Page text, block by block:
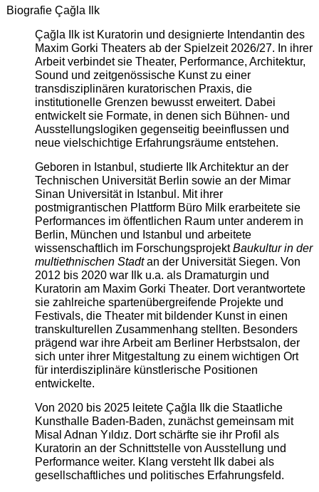
Biografie Çağla Ilk
Çağla Ilk ist Kuratorin und designierte Intendantin des
Maxim Gorki Theaters ab der Spielzeit 2026/27. In ihrer
Arbeit verbindet sie Theater, Performance, Architektur,
Sound und zeitgenössische Kunst zu einer
transdisziplinären kuratorischen Praxis, die
institutionelle Grenzen bewusst erweitert. Dabei
entwickelt sie Formate, in denen sich Bühnen- und
Ausstellungslogiken gegenseitig beeinflussen und
neue vielschichtige Erfahrungsräume entstehen.
Geboren in Istanbul, studierte Ilk Architektur an der
Technischen Universität Berlin sowie an der Mimar
Sinan Universität in Istanbul. Mit ihrer
postmigrantischen Plattform Büro Milk erarbeitete sie
Performances im öffentlichen Raum unter anderem in
Berlin, München und Istanbul und arbeitete
wissenschaftlich im ForschungsprojektBaukultur in der
multiethnischen Stadtan der Universität Siegen. Von
2012 bis 2020 war Ilk u.a. als Dramaturgin und
Kuratorin am Maxim Gorki Theater. Dort verantwortete
sie zahlreiche spartenübergreifende Projekte und
Festivals, die Theater mit bildender Kunst in einen
transkulturellen Zusammenhang stellten. Besonders
prägend war ihre Arbeit am Berliner Herbstsalon, der
sich unter ihrer Mitgestaltung zu einem wichtigen Ort
für interdisziplinäre künstlerische Positionen
entwickelte.
Von 2020 bis 2025 leitete Çağla Ilk die Staatliche
Kunsthalle Baden-Baden, zunächst gemeinsam mit
Misal Adnan Yıldız. Dort schärfte sie ihr Profil als
Kuratorin an der Schnittstelle von Ausstellung und
Performance weiter. Klang versteht Ilk dabei als
gesellschaftliches und politisches Erfahrungsfeld.